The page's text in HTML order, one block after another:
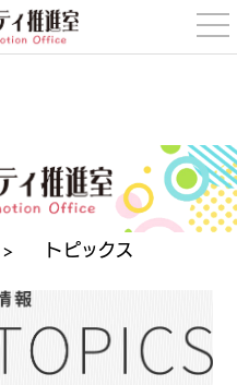
t
o
g
v
i
g
a
t
i
> トピックス